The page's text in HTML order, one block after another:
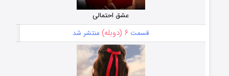
عشق احتمالی
قسمت ۶ (دوبله) منتشر شد